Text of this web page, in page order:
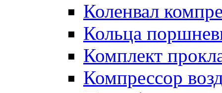
Коленвал
Кольца
Комплект
Компрессор